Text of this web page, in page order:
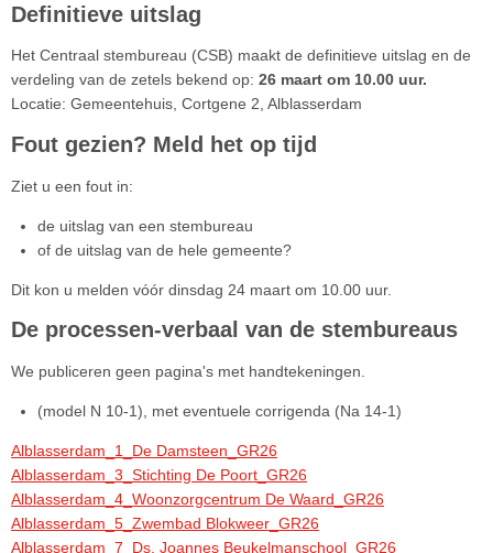
Definitieve uitslag
Het Centraal stembureau (CSB) maakt de definitieve uitslag en de
verdeling van de zetels bekend op: 26 maart om 10.00 uur.
Locatie: Gemeentehuis, Cortgene 2, Alblasserdam
Fout gezien? Meld het op tijd
Ziet u een fout in:
de uitslag van een stembureau
of de uitslag van de hele gemeente?
Dit kon u melden vóór dinsdag 24 maart om 10.00 uur.
De processen-verbaal van de stembureaus
We publiceren geen pagina's met handtekeningen.
(model N 10-1), met eventuele corrigenda (Na 14-1)
Alblasserdam_1_De Damsteen_GR26
Alblasserdam_3_Stichting De Poort_GR26
Alblasserdam_4_Woonzorgcentrum De Waard_GR26
Alblasserdam_5_Zwembad Blokweer_GR26
Alblasserdam_7_Ds. Joannes Beukelmanschool_GR26